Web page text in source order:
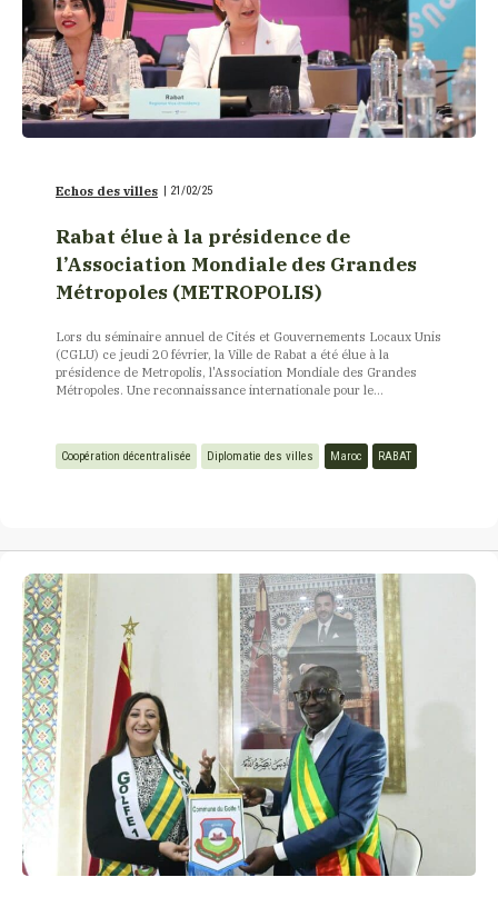
Echos des villes | 21/02/25
Rabat élue à la présidence de
l’Association Mondiale des Grandes
Métropoles (METROPOLIS)
Lors du séminaire annuel de Cités et Gouvernements Locaux Unis
(CGLU) ce jeudi 20 février, la Ville de Rabat a été élue à la
présidence de Metropolis, l'Association Mondiale des Grandes
Métropoles. Une reconnaissance internationale pour le...
Coopération décentralisée Diplomatie des villes Maroc RABAT